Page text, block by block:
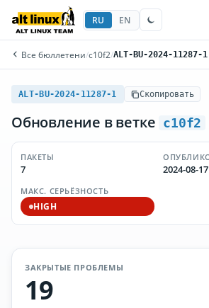
RU EN
Все бюллетени/c10f2/ALT-BU-2024-11287-1
ALT-BU-2024-11287-1 Скопировать
Обновление в ветке c10f2
ПАКЕТЫ
7 2024-08-17
МАКС. СЕРЬЁЗНОСТЬ
HIGH
ЗАКРЫТЫЕ ПРОБЛЕМЫ
19